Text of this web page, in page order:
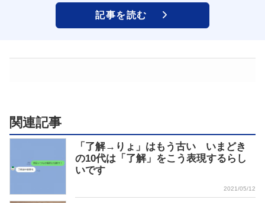
記事を読む
関連記事
「了解→りょ」はもう古い いまどき
の10代は「了解」をこう表現するらし
いです
2021/05/12